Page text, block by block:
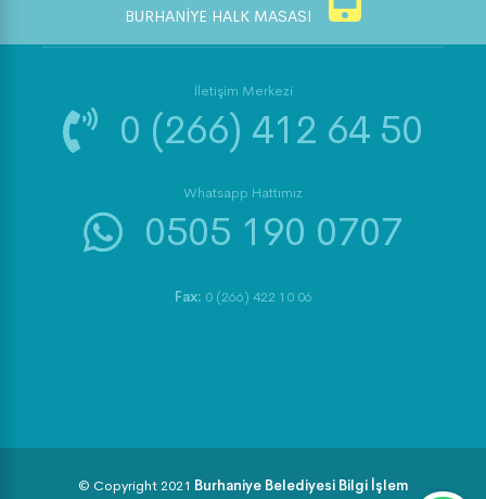
BURHANİYE HALK MASASI
İletişim Merkezi
0 (266) 412 64 50
Whatsapp Hattımız
0505 190 0707
Fax: 0 (266) 422 10 06
© Copyright 2021 Burhaniye Belediyesi Bilgi İşlem